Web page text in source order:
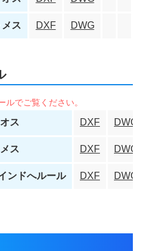
ス DXF DWG
ス DXF DWG
ス DXF DWG
ンドへルール DXF DWG